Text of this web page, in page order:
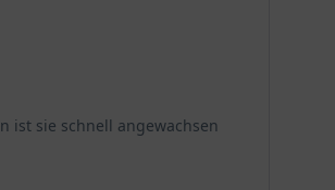
ist sie schnell angewachsen